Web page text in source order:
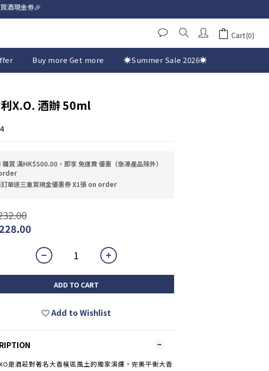
Cart(0)
Buy more Get more ☀️Summer Sale 2026☀️
X.O. 酒辦 50ml
購買 滿HK$500.00，即享 免運費 優惠（急凍產品除外）
單送三重賞現金優惠券 X1張 on order
ADD TO CART
Add to Wishlist
是酒莊對著名大香檳區風土的獨家演繹，完美平衡大香